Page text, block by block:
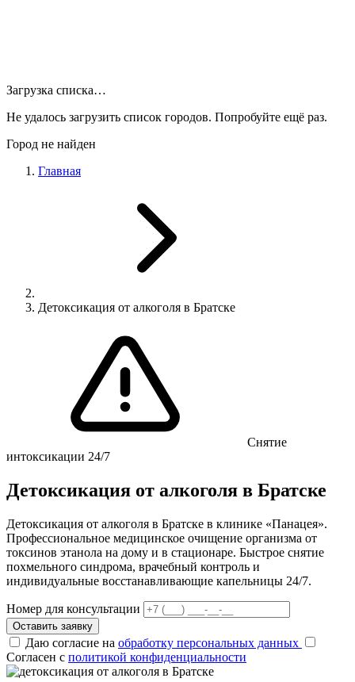
Загрузка списка…
Не удалось загрузить список городов. Попробуйте ещё раз.
Город не найден
Главная
Детоксикация от алкоголя в Братске
Снятие
интоксикации 24/7
Детоксикация от алкоголя в Братске
Детоксикация от алкоголя в Братске в клинике «Панацея».
Профессиональное медицинское очищение организма от
токсинов этанола на дому и в стационаре. Быстрое снятие
похмельного синдрома, врачебный контроль и
индивидуальные восстанавливающие капельницы 24/7.
Номер для консультации
Оставить заявку
Даю согласие на обработку персональных данных
Согласен с политикой конфиденциальности